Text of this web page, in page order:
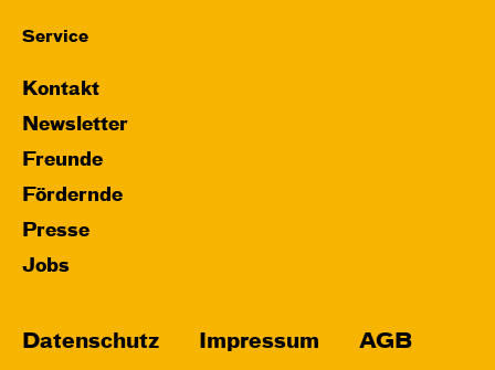
Service
Kontakt
Newsletter
Freunde
Fördernde
Presse
Jobs
Datenschutz Impressum AGB